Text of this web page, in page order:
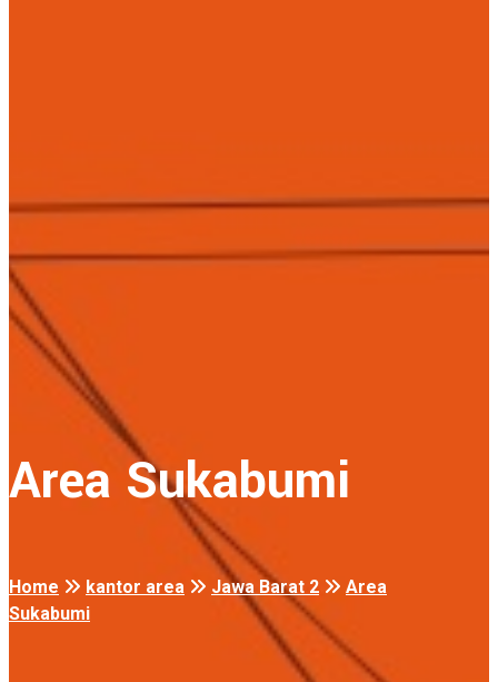
Area Sukabumi
Home kantor area Jawa Barat 2
Area
Sukabumi